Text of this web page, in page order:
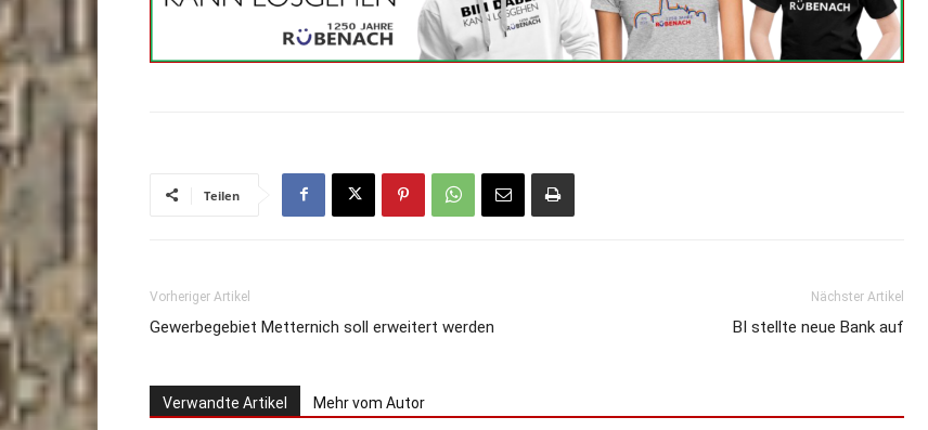
Teilen
Vorheriger Artikel
Gewerbegebiet Metternich soll erweitert werden
Nächster Artikel
BI stellte neue Bank auf
Verwandte Artikel Mehr vom Autor